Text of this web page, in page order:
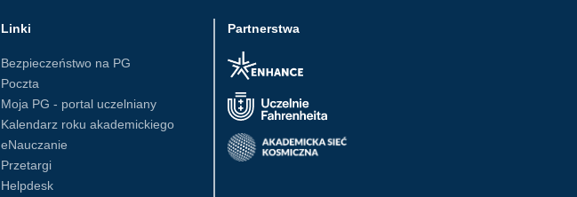
Partnerstwa
Linki
Bezpieczeństwo na PG
Poczta
Moja PG - portal uczelniany
Kalendarz roku akademickiego
eNauczanie
Przetargi
Helpdesk